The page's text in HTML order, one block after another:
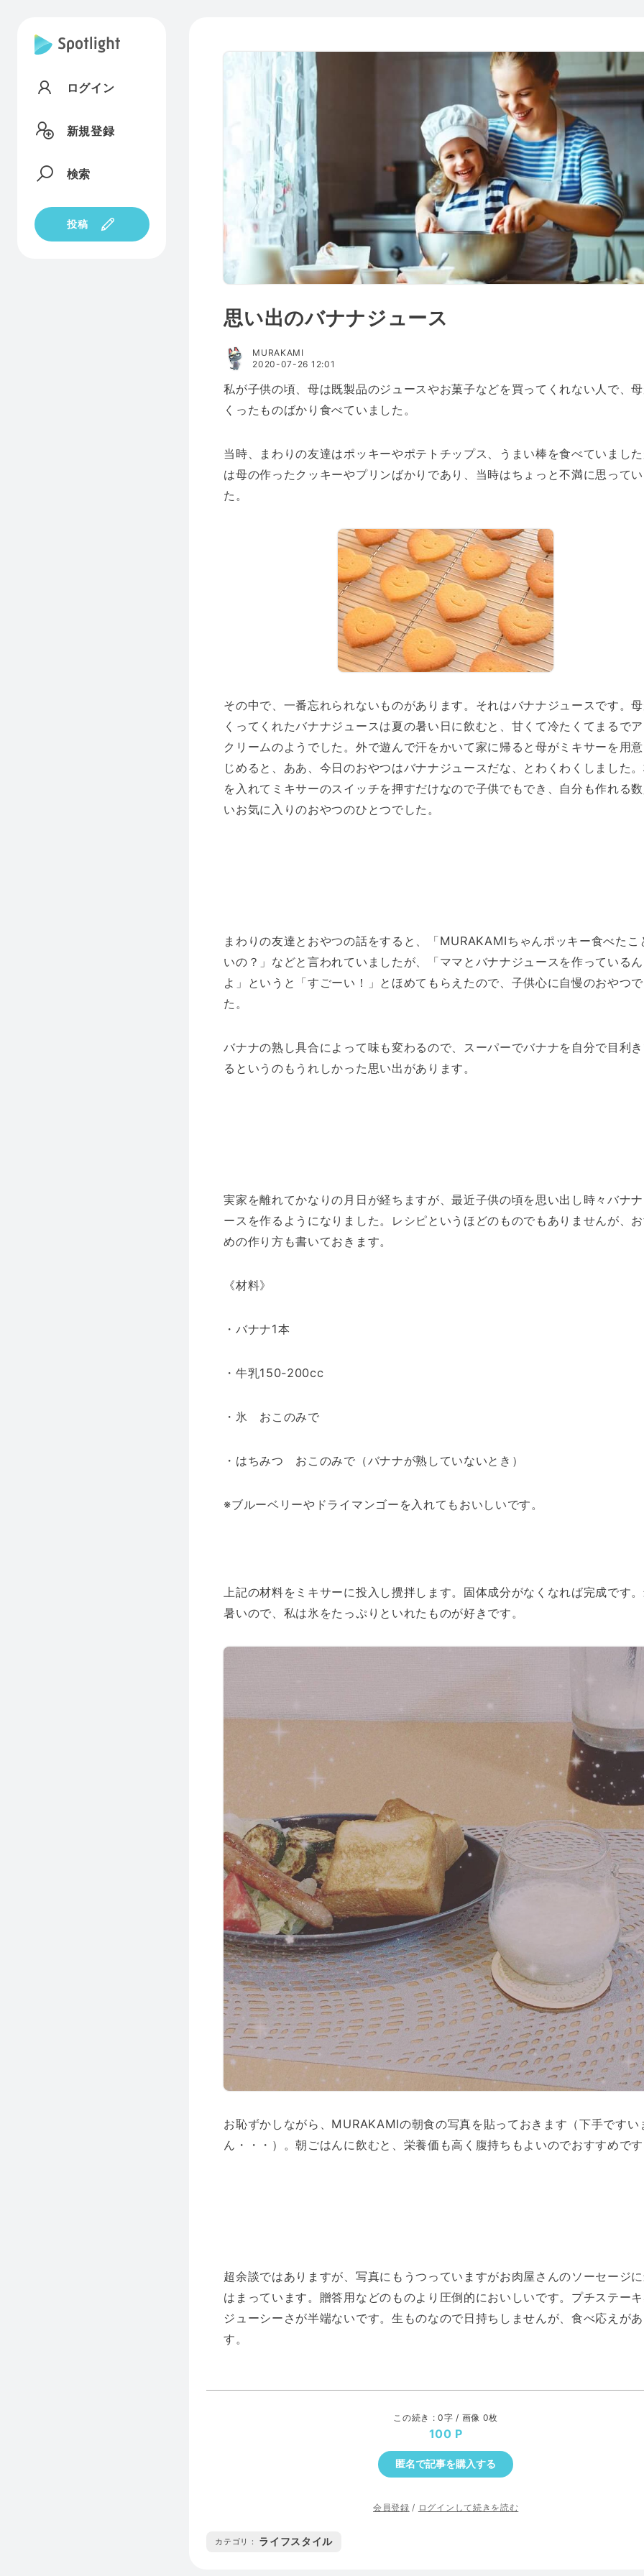
ログイン
新規登録
検索
投稿
思い出のバナナジュース
MURAKAMI
2020-07-26 12:01
私が子供の頃、母は既製品のジュースやお菓子などを買ってくれない人で、
くったものばかり食べていました。
当時、まわりの友達はポッキーやポテトチップス、うまい棒を食べていまし
は母の作ったクッキーやプリンばかりであり、当時はちょっと不満に思って
た。
その中で、一番忘れられないものがあります。それはバナナジュースです。
くってくれたバナナジュースは夏の暑い日に飲むと、甘くて冷たくてまるで
クリームのようでした。外で遊んで汗をかいて家に帰ると母がミキサーを用
じめると、ああ、今日のおやつはバナナジュースだな、とわくわくしました
を入れてミキサーのスイッチを押すだけなので子供でもでき、自分も作れる
いお気に入りのおやつのひとつでした。
まわりの友達とおやつの話をすると、「MURAKAMIちゃんポッキー食べたこ
いの？」などと言われていましたが、「ママとバナナジュースを作っている
よ」というと「すごーい！」とほめてもらえたので、子供心に自慢のおやつ
た。
バナナの熟し具合によって味も変わるので、スーパーでバナナを自分で目利
るというのもうれしかった思い出があります。
実家を離れてかなりの月日が経ちますが、最近子供の頃を思い出し時々バナ
ースを作るようになりました。レシピというほどのものでもありませんが、
めの作り方も書いておきます。
《材料》
・バナナ1本
・牛乳150-200cc
・氷 おこのみで
・はちみつ おこのみで（バナナが熟していないとき）
※ブルーベリーやドライマンゴーを入れてもおいしいです。
上記の材料をミキサーに投入し攪拌します。固体成分がなくなれば完成です
暑いので、私は氷をたっぷりといれたものが好きです。
お恥ずかしながら、MURAKAMIの朝食の写真を貼っておきます（下手ですい
ん・・・）。朝ごはんに飲むと、栄養価も高く腹持ちもよいのでおすすめで
超余談ではありますが、写真にもうつっていますがお肉屋さんのソーセージ
はまっています。贈答用などのものより圧倒的においしいです。プチステー
ジューシーさが半端ないです。生ものなので日持ちしませんが、食べ応えが
す。
この続き : 0字 / 画像 0枚
100
匿名で記事を購入する
会員登録 / ログインして続きを読む
カテゴリ : ライフスタイル